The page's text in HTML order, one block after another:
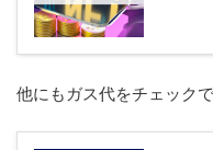
他にもガス代をチェック